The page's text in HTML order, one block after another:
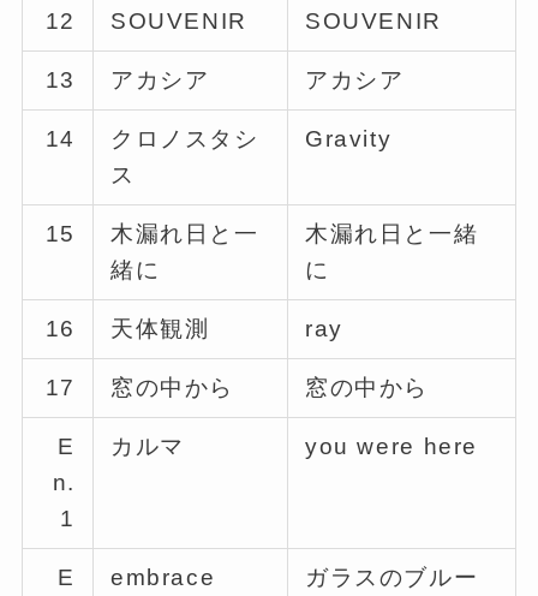
12 SOUVENIR SOUVENIR
13 アカシア アカシア
14
クロノスタシ
ス
Gravity
15
木漏れ日と一
緒に
木漏れ日と一緒
に
16 天体観測 ray
17 窓の中から 窓の中から
E
n.
1
カルマ you were here
E
embrace
ガラスのブルー